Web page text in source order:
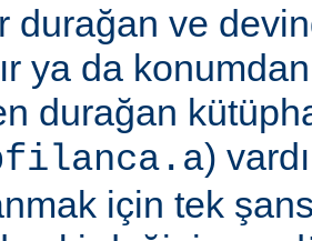
durağan ve
ya da
durağan
)
için tek